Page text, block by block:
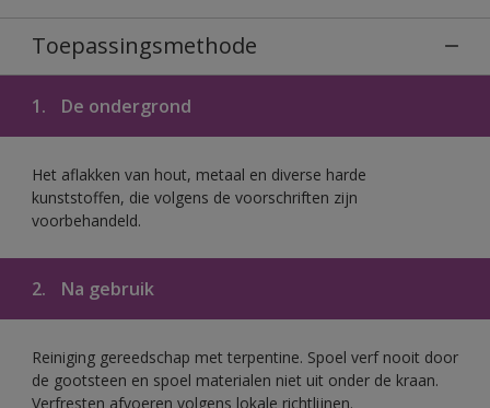
Toepassingsmethode
1. De ondergrond
Het aflakken van hout, metaal en diverse harde
kunststoffen, die volgens de voorschriften zijn
voorbehandeld.
2. Na gebruik
Reiniging gereedschap met terpentine. Spoel verf nooit door
de gootsteen en spoel materialen niet uit onder de kraan.
Verfresten afvoeren volgens lokale richtlijnen.